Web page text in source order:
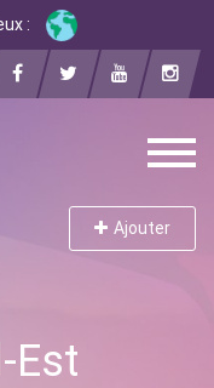
:
Ajouter
Est